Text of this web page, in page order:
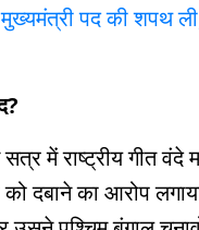
पद की शपथ
में राष्ट्रीय गीत वंदे
को दबाने का आरोप